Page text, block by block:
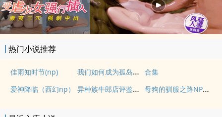
热门小说推荐
佳雨知时节(np) 我们如何成为孤岛（异国，NPH）
合集
爱神降临（西幻np）
异种族牛郎店评鉴指南 母狗的驯服之路NP（强制爱）